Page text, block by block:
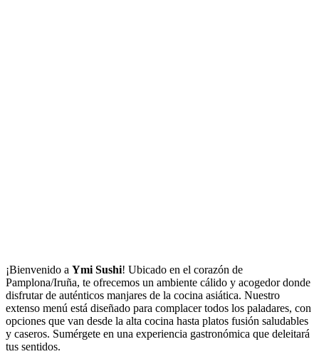
¡Bienvenido a Ymi Sushi! Ubicado en el corazón de
Pamplona/Iruña, te ofrecemos un ambiente cálido y acogedor donde
disfrutar de auténticos manjares de la cocina asiática. Nuestro
extenso menú está diseñado para complacer todos los paladares, con
opciones que van desde la alta cocina hasta platos fusión saludables
y caseros. Sumérgete en una experiencia gastronómica que deleitará
tus sentidos.